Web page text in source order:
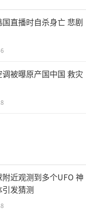
直播时自杀身亡 悲剧
被曝原产国中国 救灾
近观测到多个UFO 神
发猜测